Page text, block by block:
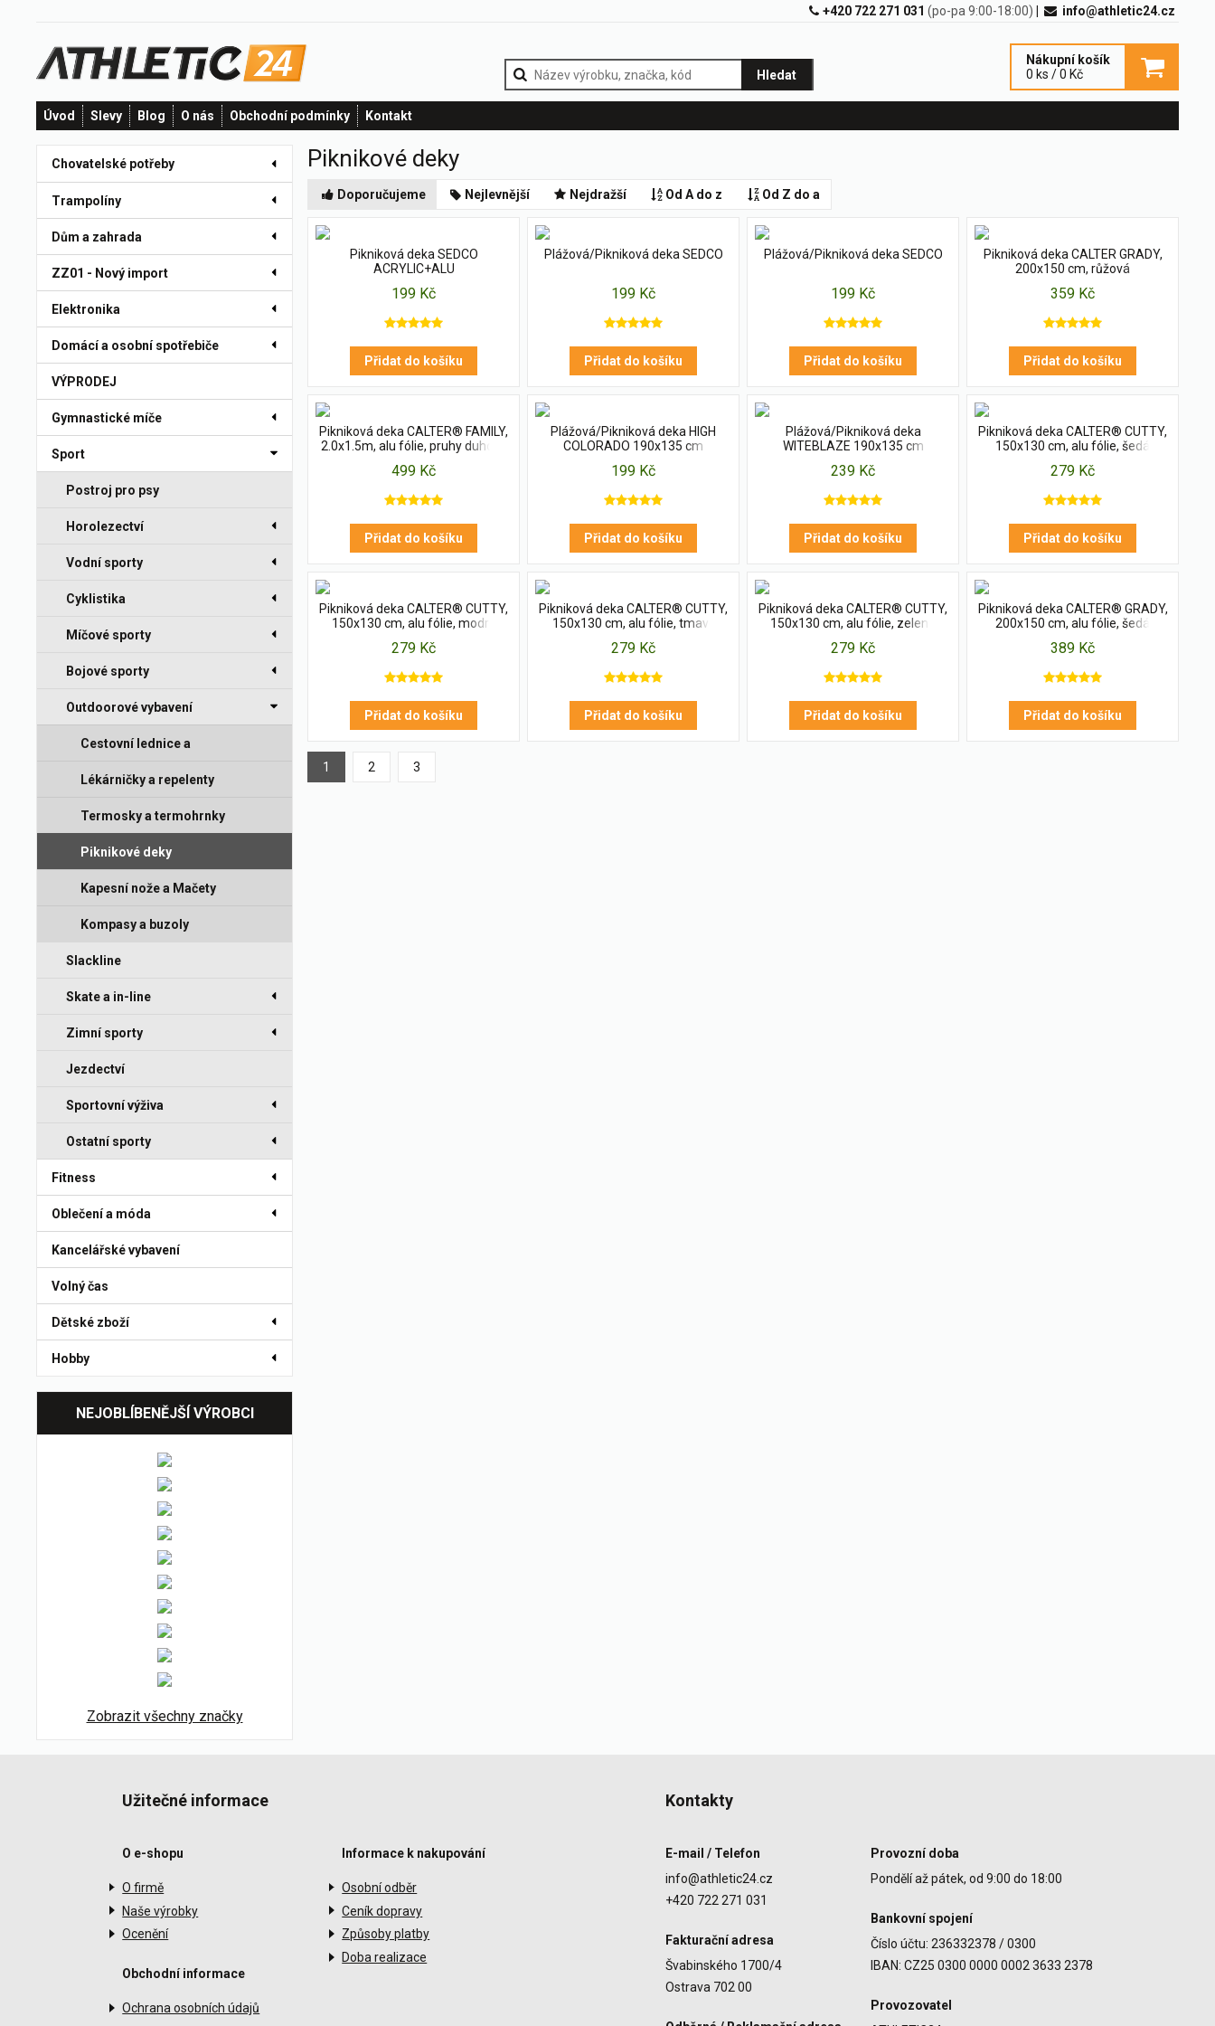
+420 722 271 031 (po-pa 9:00-18:00) info@athletic24.cz
Hledat
Nákupní košík
0 ks / 0 Kč
Úvod Slevy Blog O nás Obchodní podmínky Kontakt
Chovatelské potřeby
Trampolíny
Dům a zahrada
ZZ01 - Nový import
Elektronika
Domácí a osobní spotřebiče
VÝPRODEJ
Gymnastické míče
Sport
Postroj pro psy
Horolezectví
Vodní sporty
Cyklistika
Míčové sporty
Bojové sporty
Outdoorové vybavení
Cestovní lednice a
termotašky
Lékárničky a repelenty
Termosky a termohrnky
Piknikové deky
Kapesní nože a Mačety
Kompasy a buzoly
Slackline
Skate a in-line
Zimní sporty
Jezdectví
Sportovní výživa
Ostatní sporty
Fitness
Oblečení a móda
Kancelářské vybavení
Volný čas
Dětské zboží
Hobby
NEJOBLÍBENĚJŠÍ VÝROBCI
Zobrazit všechny značky
Piknikové deky
Doporučujeme Nejlevnější Nejdražší Od A do z Od Z do a
Pikniková deka SEDCO
ACRYLIC+ALU
199 Kč
Přidat do košíku
Plážová/Pikniková deka SEDCO
199 Kč
Přidat do košíku
Plážová/Pikniková deka SEDCO
199 Kč
Přidat do košíku
Pikniková deka CALTER GRADY,
200x150 cm, růžová
359 Kč
Přidat do košíku
Pikniková deka CALTER® FAMILY,
2.0x1.5m, alu fólie, pruhy duhové
499 Kč
Přidat do košíku
Plážová/Pikniková deka HIGH
COLORADO 190x135 cm
199 Kč
Přidat do košíku
Plážová/Pikniková deka
WITEBLAZE 190x135 cm
239 Kč
Přidat do košíku
Pikniková deka CALTER® CUTTY,
150x130 cm, alu fólie, šedá
279 Kč
Přidat do košíku
Pikniková deka CALTER® CUTTY,
150x130 cm, alu fólie, modrá
279 Kč
Přidat do košíku
Pikniková deka CALTER® CUTTY,
150x130 cm, alu fólie, tmavě
279 Kč
Přidat do košíku
Pikniková deka CALTER® CUTTY,
150x130 cm, alu fólie, zelená
279 Kč
Přidat do košíku
Pikniková deka CALTER® GRADY,
200x150 cm, alu fólie, šedá
389 Kč
Přidat do košíku
1 2 3
Užitečné informace
O e-shopu
O firmě
Naše výrobky
Ocenění
Obchodní informace
Ochrana osobních údajů
Informace k nakupování
Osobní odběr
Ceník dopravy
Způsoby platby
Doba realizace
Kontakty
E-mail / Telefon
info@athletic24.cz
+420 722 271 031
Fakturační adresa
Švabinského 1700/4
Ostrava 702 00
Provozní doba
Pondělí až pátek, od 9:00 do 18:00
Bankovní spojení
Číslo účtu: 236332378 / 0300
IBAN: CZ25 0300 0000 0002 3633 2378
Provozovatel